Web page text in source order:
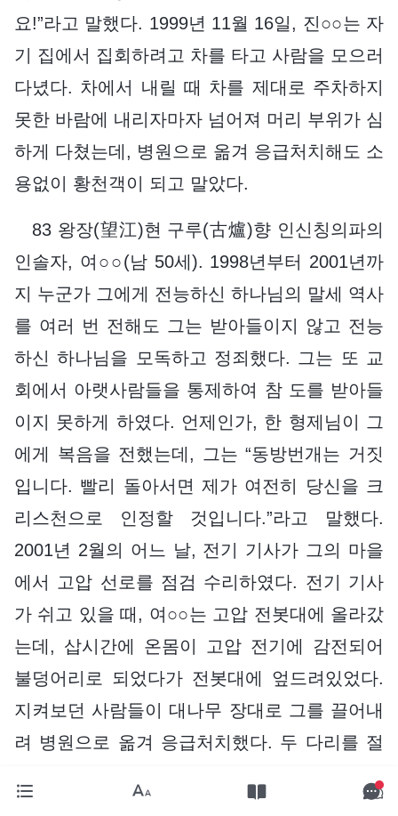
요!”라고 말했다. 1999년 11월 16일, 진○○는 자
기 집에서 집회하려고 차를 타고 사람을 모으러
다녔다. 차에서 내릴 때 차를 제대로 주차하지
못한 바람에 내리자마자 넘어져 머리 부위가 심
하게 다쳤는데, 병원으로 옮겨 응급처치해도 소
용없이 황천객이 되고 말았다.
83 왕장(望江)현 구루(古爐)향 인신칭의파의
인솔자, 여○○(남 50세). 1998년부터 2001년까
지 누군가 그에게 전능하신 하나님의 말세 역사
를 여러 번 전해도 그는 받아들이지 않고 전능
하신 하나님을 모독하고 정죄했다. 그는 또 교
회에서 아랫사람들을 통제하여 참 도를 받아들
이지 못하게 하였다. 언제인가, 한 형제님이 그
에게 복음을 전했는데, 그는 “동방번개는 거짓
입니다. 빨리 돌아서면 제가 여전히 당신을 크
리스천으로 인정할 것입니다.”라고 말했다.
2001년 2월의 어느 날, 전기 기사가 그의 마을
에서 고압 선로를 점검 수리하였다. 전기 기사
가 쉬고 있을 때, 여○○는 고압 전봇대에 올라갔
는데, 삽시간에 온몸이 고압 전기에 감전되어
불덩어리로 되었다가 전봇대에 엎드려있었다.
지켜보던 사람들이 대나무 장대로 그를 끌어내
려 병원으로 옮겨 응급처치했다. 두 다리를 절
위안의 치료비를 썼다. 갖은 악을 행하고 어찌